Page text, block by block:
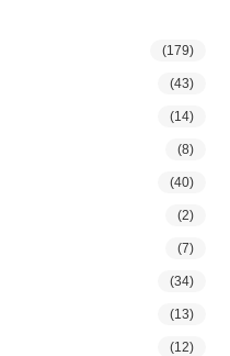
(179)
(43)
(14)
(8)
(40)
(2)
(7)
(34)
(13)
(12)